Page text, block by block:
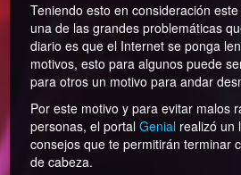
Teniendo esto en consideración
una de las grandes problemáticas
diario es que el Internet se ponga
motivos, esto para algunos puede
para otros un motivo para andar
Por este motivo y para evitar malos
personas, el portalGenial realizó un
consejos que te permitirán terminar
de cabeza.